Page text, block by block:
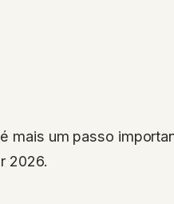
mais um passo
2026.